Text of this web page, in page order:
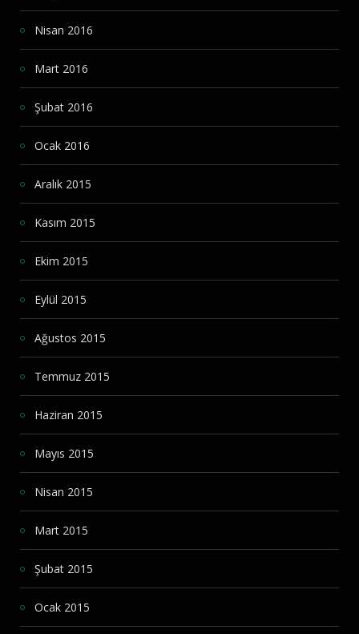
Nisan 2016
Mart 2016
Şubat 2016
Ocak 2016
Aralık 2015
Kasım 2015
Ekim 2015
Eylül 2015
Ağustos 2015
Temmuz 2015
Haziran 2015
Mayıs 2015
Nisan 2015
Mart 2015
Şubat 2015
Ocak 2015